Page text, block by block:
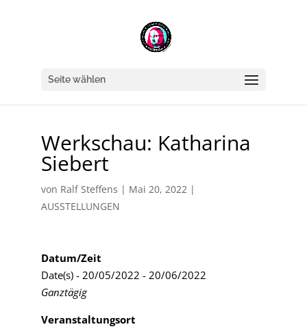
Seite wählen
Werkschau: Katharina
Siebert
von Ralf Steffens | Mai 20, 2022|
AUSSTELLUNGEN
Datum/Zeit
Date(s) - 20/05/2022 - 20/06/2022
Ganztägig
Veranstaltungsort